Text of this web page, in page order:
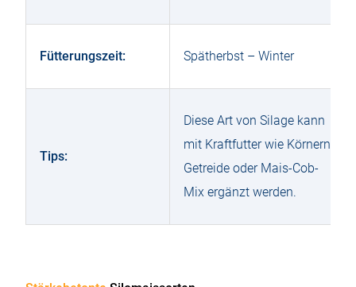
Fütterungszeit: Spätherbst – Winter
Tips:
Diese Art von Silage kann
mit Kraftfutter wie Körnern,
Getreide oder Mais-Cob-
Mix ergänzt werden.